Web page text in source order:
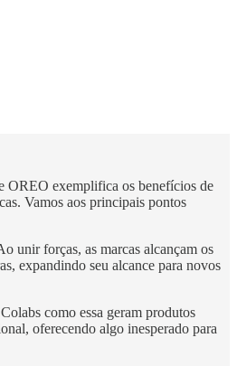
OREO exemplifica os benefícios de
Vamos aos principais pontos
unir forças, as marcas alcançam os
expandindo seu alcance para novos
Colabs como essa geram produtos
oferecendo algo inesperado para